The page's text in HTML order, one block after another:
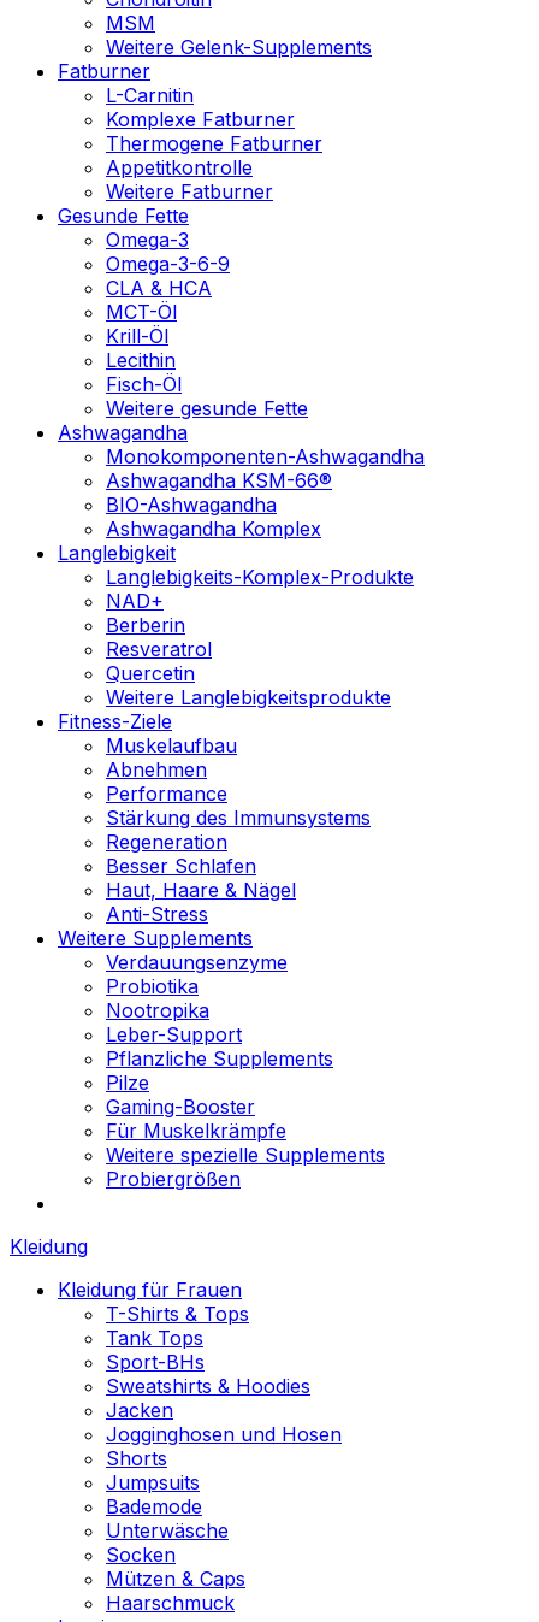
MSM
Weitere Gelenk-Supplements
Fatburner
L-Carnitin
Komplexe Fatburner
Thermogene Fatburner
Appetitkontrolle
Weitere Fatburner
Gesunde Fette
Omega-3
Omega-3-6-9
CLA & HCA
MCT-Öl
Krill-Öl
Lecithin
Fisch-Öl
Weitere gesunde Fette
Ashwagandha
Monokomponenten-Ashwagandha
Ashwagandha KSM-66®
BIO-Ashwagandha
Ashwagandha Komplex
Langlebigkeit
Langlebigkeits-Komplex-Produkte
NAD+
Berberin
Resveratrol
Quercetin
Weitere Langlebigkeitsprodukte
Fitness-Ziele
Muskelaufbau
Abnehmen
Performance
Stärkung des Immunsystems
Regeneration
Besser Schlafen
Haut, Haare & Nägel
Anti-Stress
Weitere Supplements
Verdauungsenzyme
Probiotika
Nootropika
Leber-Support
Pflanzliche Supplements
Pilze
Gaming-Booster
Für Muskelkrämpfe
Weitere spezielle Supplements
Probiergrößen
Kleidung
Kleidung für Frauen
T-Shirts & Tops
Tank Tops
Sport-BHs
Sweatshirts & Hoodies
Jacken
Jogginghosen und Hosen
Shorts
Jumpsuits
Bademode
Unterwäsche
Socken
Mützen & Caps
Haarschmuck